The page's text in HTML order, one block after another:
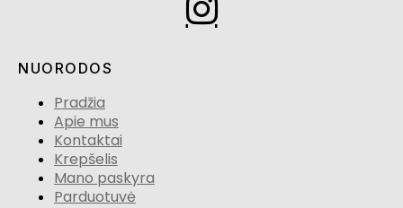
NUORODOS
Pradžia
Apie mus
Kontaktai
Krepšelis
Mano paskyra
Parduotuvė